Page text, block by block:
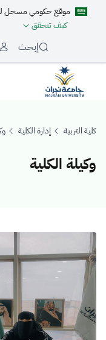
موقع حكومي مسجل
كيف تتحقق
إبحث
كلية التربية إدارة الكلية
وكيلة الكلية
وكيلة